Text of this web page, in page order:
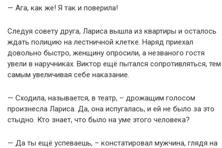
— Ага, как же! Я так и поверила!
Следуя совету друга, Лариса вышла из квартиры и осталось
ждать полицию на лестничной клетке. Наряд приехал
довольно быстро, женщину опросили, а незваного гостя
увели в наручниках. Виктор ещё пытался сопротивляться, тем
самым увеличивая себе наказание.
— Сходила, называется, в театр, – дрожащим голосом
произнесла Лариса. Да, она испугалась, и ей не было за это
стыдно. Кто знает, что было на уме этого человека?
— Да ты ещё успеваешь, – констатировал мужчина, глядя на